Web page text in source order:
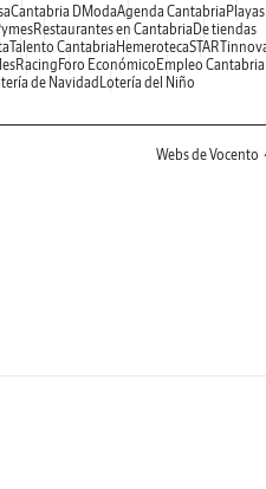
Cantabria DModaAgenda CantabriaPlayas
Restaurantes en CantabriaDe tiendas
Talento CantabriaHemeroteca
RacingForo EconómicoEmpleo Cantabria
de NavidadLotería del Niño
Webs de Vocento